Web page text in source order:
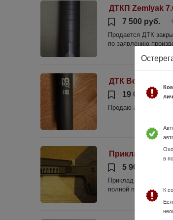
ДТКП Zemlyak
7 500 руб.
Продается ДТК
по заявлению
ДТК Bos hunter
19 000 руб.
Продаю абсолютно
Приклад ACR
5 900 руб.
Приклад новый, не
полной предоплатой.
в
К